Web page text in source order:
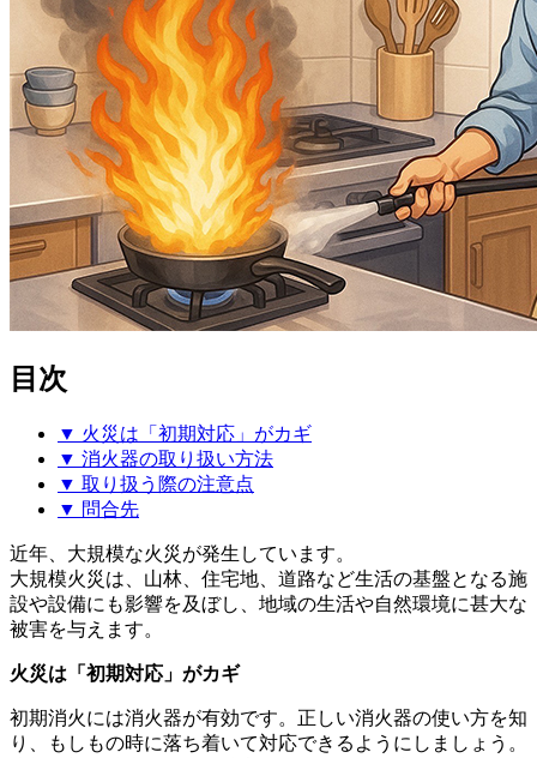
目次
▼ 火災は「初期対応」がカギ
▼ 消火器の取り扱い方法
▼ 取り扱う際の注意点
▼ 問合先
近年、大規模な火災が発生しています。
大規模火災は、山林、住宅地、道路など生活の基盤となる施
設や設備にも影響を及ぼし、地域の生活や自然環境に甚大な
被害を与えます。
火災は「初期対応」がカギ
初期消火には消火器が有効です。正しい消火器の使い方を知
り、もしもの時に落ち着いて対応できるようにしましょう。